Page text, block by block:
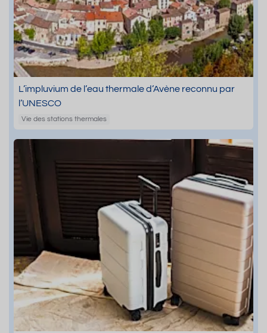
L’impluvium de l’eau thermale d’Avène reconnu par
l’UNESCO
Vie des stations thermales